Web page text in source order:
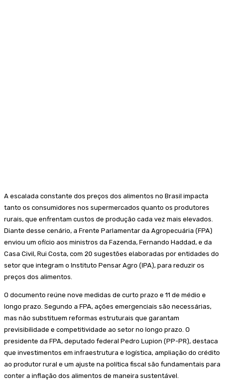
A escalada constante dos preços dos alimentos no Brasil impacta
tanto os consumidores nos supermercados quanto os produtores
rurais, que enfrentam custos de produção cada vez mais elevados.
Diante desse cenário, a Frente Parlamentar da Agropecuária (FPA)
enviou um ofício aos ministros da Fazenda, Fernando Haddad, e da
Casa Civil, Rui Costa, com 20 sugestões elaboradas por entidades do
setor que integram o Instituto Pensar Agro (IPA), para reduzir os
preços dos alimentos.
O documento reúne nove medidas de curto prazo e 11 de médio e
longo prazo. Segundo a FPA, ações emergenciais são necessárias,
mas não substituem reformas estruturais que garantam
previsibilidade e competitividade ao setor no longo prazo. O
presidente da FPA, deputado federal Pedro Lupion (PP-PR), destaca
que investimentos em infraestrutura e logística, ampliação do crédito
ao produtor rural e um ajuste na política fiscal são fundamentais para
conter a inflação dos alimentos de maneira sustentável.